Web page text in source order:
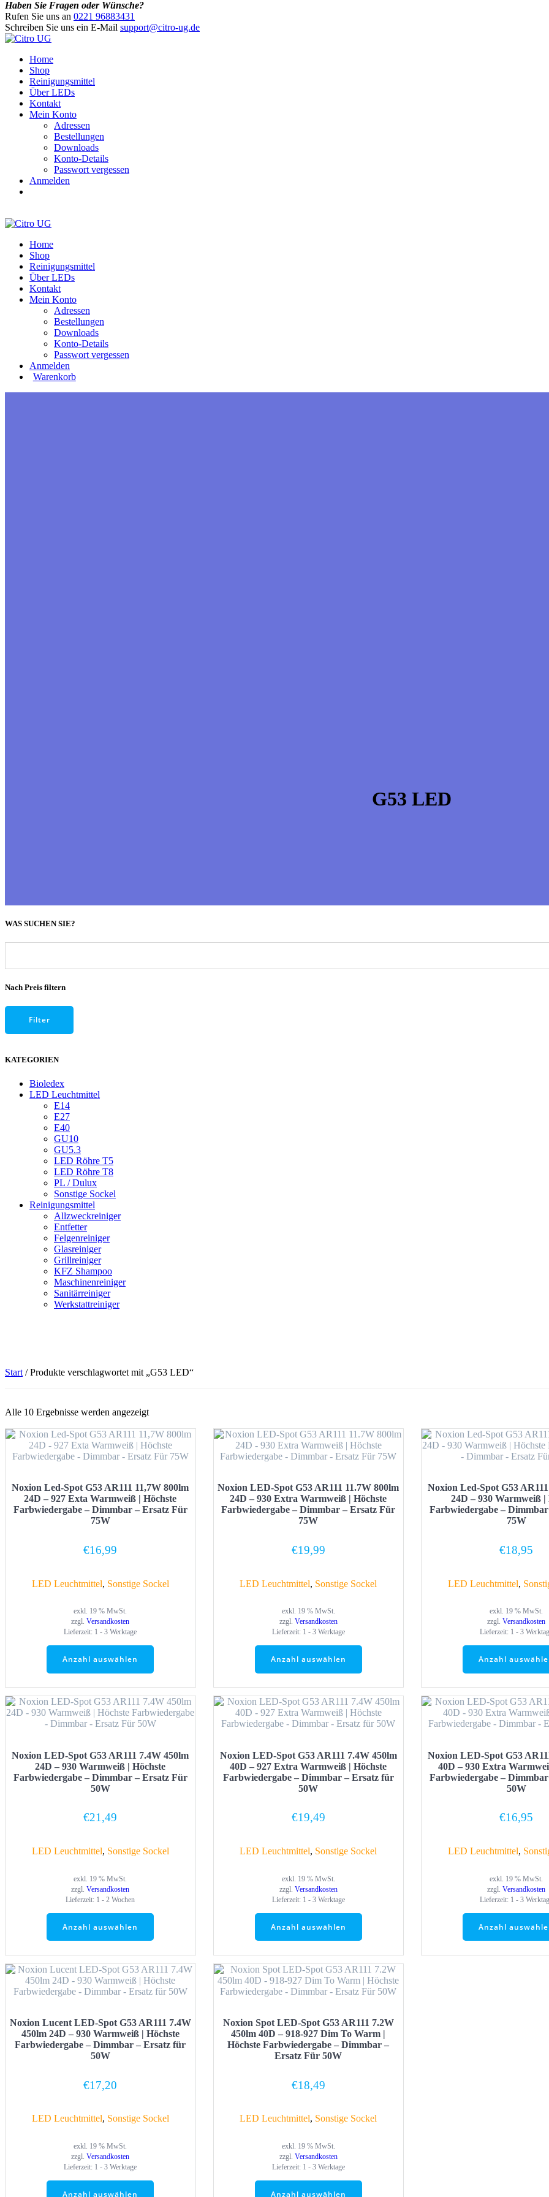
Haben Sie Fragen oder Wünsche?
Rufen Sie uns an 0221 96883431
Schreiben Sie uns ein E-Mail support@citro-ug.de
Home
Shop
Reinigungsmittel
Über LEDs
Kontakt
Mein Konto
Adressen
Bestellungen
Downloads
Konto-Details
Passwort vergessen
Anmelden
Home
Shop
Reinigungsmittel
Über LEDs
Kontakt
Mein Konto
Adressen
Bestellungen
Downloads
Konto-Details
Passwort vergessen
Anmelden
Warenkorb
G53 LED
WAS SUCHEN SIE?
Nach Preis filtern
Filter
KATEGORIEN
Bioledex
LED Leuchtmittel
E14
E27
E40
GU10
GU5.3
LED Röhre T5
LED Röhre T8
PL / Dulux
Sonstige Sockel
Reinigungsmittel
Allzweckreiniger
Entfetter
Felgenreiniger
Glasreiniger
Grillreiniger
KFZ Shampoo
Maschinenreiniger
Sanitärreiniger
Werkstattreiniger
Start / Produkte verschlagwortet mit „G53 LED“
Alle 10 Ergebnisse werden angezeigt
Noxion Led-Spot G53 AR111 11,7W 800lm
24D – 927 Exta Warmweiß | Höchste
Farbwiedergabe – Dimmbar – Ersatz Für
75W
€16,99
LED Leuchtmittel, Sonstige Sockel
exkl. 19 % MwSt.
zzgl.Versandkosten
Lieferzeit: 1 - 3 Werktage
Anzahl auswählen
Noxion LED-Spot G53 AR111 11.7W 800lm
24D – 930 Extra Warmweiß | Höchste
Farbwiedergabe – Dimmbar – Ersatz Für
75W
€19,99
LED Leuchtmittel, Sonstige Sockel
exkl. 19 % MwSt.
zzgl. Versandkosten
Lieferzeit: 1 - 3 Werktage
Anzahl auswählen
Noxion Led-Spot G53
24D – 930 Warmweiß |
Farbwiedergabe –
75W
€18,95
LED Leuchtmittel,
exkl. 19 % MwSt.
zzgl.Versandkosten
Lieferzeit: 1 - 3
Anzahl
Noxion LED-Spot G53 AR111 7.4W 450lm
24D – 930 Warmweiß | Höchste
Farbwiedergabe – Dimmbar – Ersatz Für
50W
€21,49
LED Leuchtmittel, Sonstige Sockel
exkl. 19 % MwSt.
zzgl.Versandkosten
Lieferzeit: 1 - 2 Wochen
Anzahl auswählen
Noxion LED-Spot G53 AR111 7.4W 450lm
40D – 927 Extra Warmweiß | Höchste
Farbwiedergabe – Dimmbar – Ersatz für
50W
€19,49
LED Leuchtmittel, Sonstige Sockel
exkl. 19 % MwSt.
zzgl. Versandkosten
Lieferzeit: 1 - 3 Werktage
Anzahl auswählen
Noxion LED-Spot G53
40D – 930 Extra
Farbwiedergabe –
50W
€16,95
LED Leuchtmittel,
exkl. 19 % MwSt.
zzgl.Versandkosten
Lieferzeit: 1 - 3
Anzahl
Noxion Lucent LED-Spot G53 AR111 7.4W
450lm 24D – 930 Warmweiß | Höchste
Farbwiedergabe – Dimmbar – Ersatz für
50W
€17,20
LED Leuchtmittel, Sonstige Sockel
exkl. 19 % MwSt.
zzgl.Versandkosten
Lieferzeit: 1 - 3 Werktage
Anzahl auswählen
Noxion Spot LED-Spot G53 AR111 7.2W
450lm 40D – 918-927 Dim To Warm |
Höchste Farbwiedergabe – Dimmbar –
Ersatz Für 50W
€18,49
LED Leuchtmittel, Sonstige Sockel
exkl. 19 % MwSt.
zzgl. Versandkosten
Lieferzeit: 1 - 3 Werktage
Anzahl auswählen